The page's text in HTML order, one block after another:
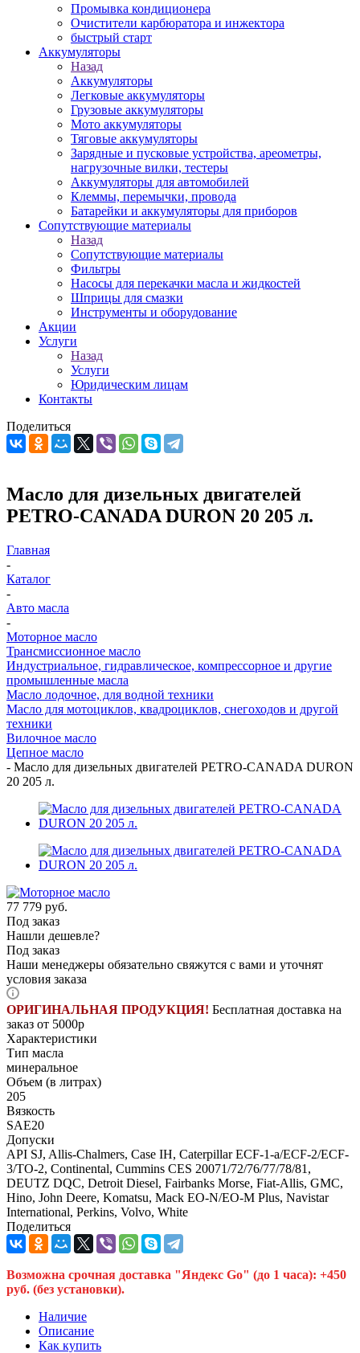
Промывка кондиционера
Очистители карбюратора и инжектора
быстрый старт
Аккумуляторы
Назад
Аккумуляторы
Легковые аккумуляторы
Грузовые аккумуляторы
Мото аккумуляторы
Тяговые аккумуляторы
Зарядные и пусковые устройства, ареометры,
нагрузочные вилки, тестеры
Аккумуляторы для автомобилей
Клеммы, перемычки, провода
Батарейки и аккумуляторы для приборов
Сопутствующие материалы
Назад
Сопутствующие материалы
Фильтры
Насосы для перекачки масла и жидкостей
Шприцы для смазки
Инструменты и оборудование
Акции
Услуги
Назад
Услуги
Юридическим лицам
Контакты
Поделиться
Масло для дизельных двигателей
PETRO-CANADA DURON 20 205 л.
Главная
-
Каталог
-
Авто масла
-
Моторное масло
Трансмиссионное масло
Индустриальное, гидравлическое, компрессорное и другие
промышленные масла
Масло лодочное, для водной техники
Масло для мотоциклов, квадроциклов, снегоходов и другой
техники
Вилочное масло
Цепное масло
- Масло для дизельных двигателей PETRO-CANADA DURON
20 205 л.
77 779 руб.
Под заказ
Нашли дешевле?
Под заказ
Наши менеджеры обязательно свяжутся с вами и уточнят
условия заказа
ОРИГИНАЛЬНАЯ ПРОДУКЦИЯ! Бесплатная доставка на
заказ от 5000р
Характеристики
Тип масла
минеральное
Объем (в литрах)
205
Вязкость
SAE20
Допуски
API SJ, Allis-Chalmers, Case IH, Caterpillar ECF-1-a/ECF-2/ECF-
3/TO-2, Continental, Cummins CES 20071/72/76/77/78/81,
DEUTZ DQC, Detroit Diesel, Fairbanks Morse, Fiat-Allis, GMC,
Hino, John Deere, Komatsu, Mack EO-N/EO-M Plus, Navistar
International, Perkins, Volvo, White
Поделиться
Возможна срочная доставка "Яндекс Go" (до 1 часа): +450
руб. (без установки).
Наличие
Описание
Как купить